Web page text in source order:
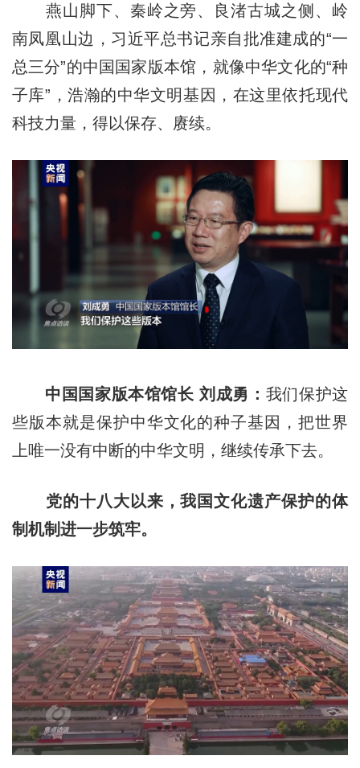
燕山脚下、秦岭之旁、良渚古城之侧、岭
南凤凰山边，习近平总书记亲自批准建成的“一
总三分”的中国国家版本馆，就像中华文化的“种
子库”，浩瀚的中华文明基因，在这里依托现代
科技力量，得以保存、赓续。
中国国家版本馆馆长 刘成勇： 我们保护这
些版本就是保护中华文化的种子基因，把世界
上唯一没有中断的中华文明，继续传承下去。
党的十八大以来，我国文化遗产保护的体
制机制进一步筑牢。